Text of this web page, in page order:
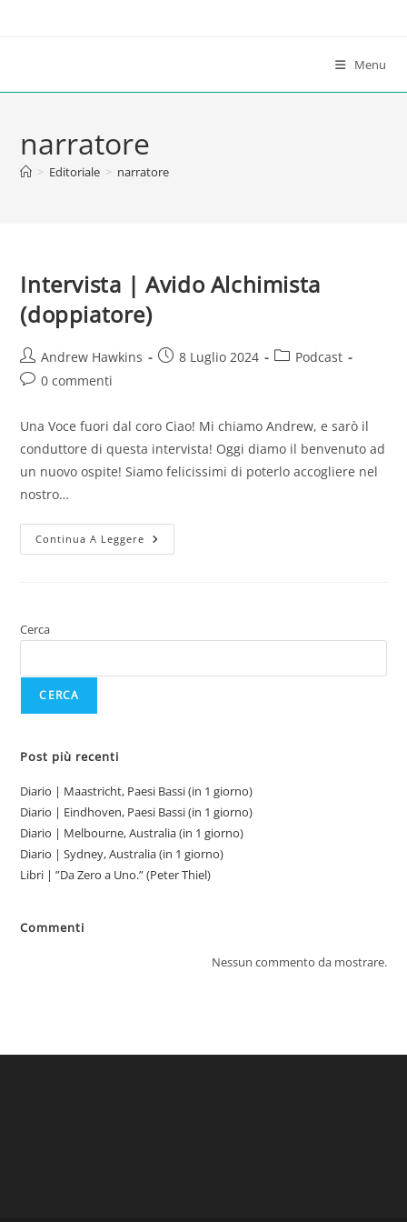
Menu
narratore
> Editoriale > narratore
Intervista | Avido Alchimista
(doppiatore)
Autore
dell'articolo:
Andrew Hawkins
Articolo8 Luglio 2024
Categoria
Podcast
Commenti
0 commenti
Una Voce fuori dal coro Ciao! Mi chiamo Andrew, e sarò il
conduttore di questa intervista! Oggi diamo il benvenuto ad
un nuovo ospite! Siamo felicissimi di poterlo accogliere nel
nostro…
Continua A Leggere Intervista
|
Cerca
CERCA
Post più recenti
Diario | Maastricht, Paesi Bassi (in 1 giorno)
Diario | Eindhoven, Paesi Bassi (in 1 giorno)
Diario | Melbourne, Australia (in 1 giorno)
Diario | Sydney, Australia (in 1 giorno)
Libri | ”Da Zero a Uno.” (Peter Thiel)
Commenti
Nessun commento da mostrare.